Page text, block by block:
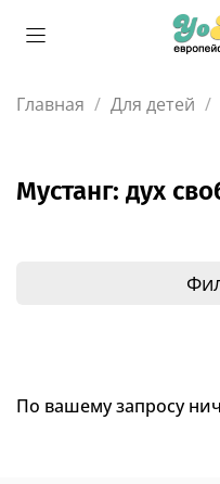
Главная Для детей
Мустанг: дух
По вашему запросу